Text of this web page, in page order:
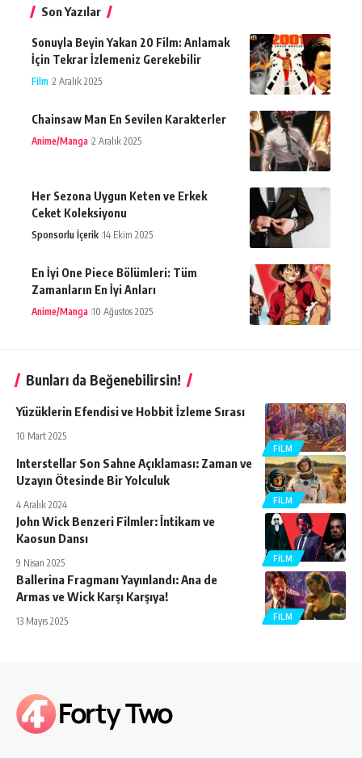
Son Yazılar
Sonuyla Beyin Yakan 20 Film: Anlamak
İçin Tekrar İzlemeniz Gerekebilir
Film 2 Aralık 2025
Chainsaw Man En Sevilen Karakterler
Anime/Manga 2 Aralık 2025
Her Sezona Uygun Keten ve Erkek
Ceket Koleksiyonu
Sponsorlu İçerik 14 Ekim 2025
En İyi One Piece Bölümleri: Tüm
Zamanların En İyi Anları
Anime/Manga 10 Ağustos 2025
Bunları da Beğenebilirsin!
FILM
Yüzüklerin Efendisi ve Hobbit İzleme Sırası
10 Mart 2025
FILM
Interstellar Son Sahne Açıklaması: Zaman ve
Uzayın Ötesinde Bir Yolculuk
4 Aralık 2024
FILM
John Wick Benzeri Filmler: İntikam ve
Kaosun Dansı
9 Nisan 2025
FILM
Ballerina Fragmanı Yayınlandı: Ana de
Armas ve Wick Karşı Karşıya!
13 Mayıs 2025